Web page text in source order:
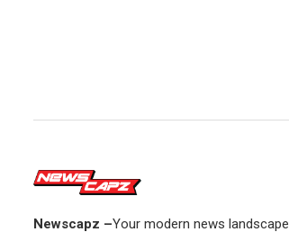
Newscapz –Your modern news landscape.